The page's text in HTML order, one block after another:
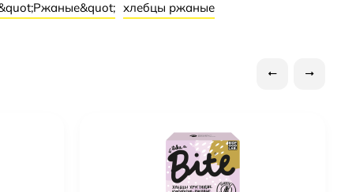
хлебцы ржаные